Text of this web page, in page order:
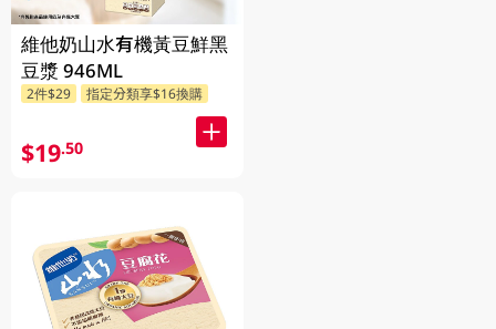
維他奶山水有機黃豆鮮黑
豆漿 946ML
2件$29 指定分類享$16換購
$19.50